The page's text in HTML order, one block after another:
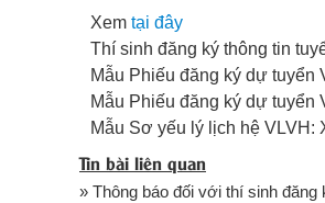
Xem tại đây
Thí sinh đăng ký thông tin
Mẫu Phiếu đăng ký dự tuyển
Mẫu Phiếu đăng ký dự tuyển
Mẫu Sơ yếu lý lịch hệ VLVH:
Tin bài liên quan
» Thông báo đối với thí sinh